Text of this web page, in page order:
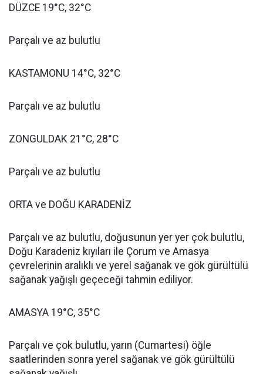
DÜZCE 19°C, 32°C
Parçalı ve az bulutlu
KASTAMONU 14°C, 32°C
Parçalı ve az bulutlu
ZONGULDAK 21°C, 28°C
Parçalı ve az bulutlu
ORTA ve DOĞU KARADENİZ
Parçalı ve az bulutlu, doğusunun yer yer çok bulutlu,
Doğu Karadeniz kıyıları ile Çorum ve Amasya
çevrelerinin aralıklı ve yerel sağanak ve gök gürültülü
sağanak yağışlı geçeceği tahmin ediliyor.
AMASYA 19°C, 35°C
Parçalı ve çok bulutlu, yarın (Cumartesi) öğle
saatlerinden sonra yerel sağanak ve gök gürültülü